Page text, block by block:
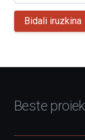
Bidali iruzkina
Beste